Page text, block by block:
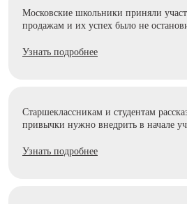
Московские школьники приняли
продажам и их успех было не
Узнать подробнее
Старшеклассникам и студентам
привычки нужно внедрить в начале
Узнать подробнее